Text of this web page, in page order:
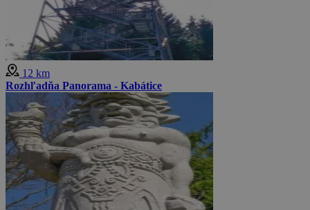
12 km
Rozhľadňa Panorama - Kabátice